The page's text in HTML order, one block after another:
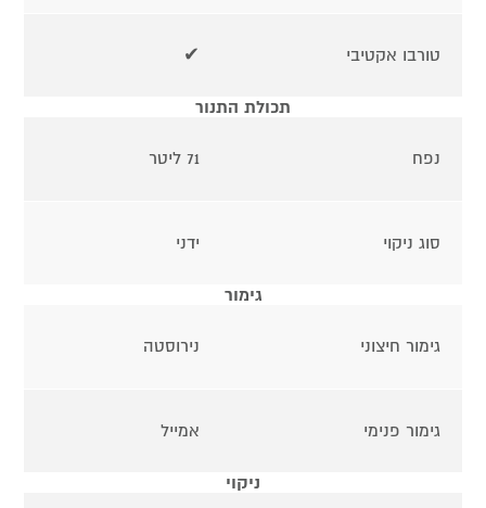
טורבו אקטיבי ✔
תכולת התנור
נפח 71 ליטר
סוג ניקוי ידני
גימור
גימור חיצוני נירוסטה
גימור פנימי אמייל
ניקוי